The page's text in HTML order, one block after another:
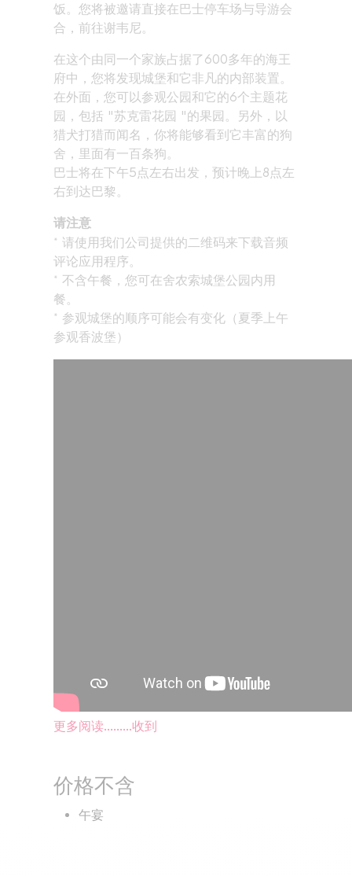
饭。您将被邀请直接在巴士停车场与导游会
合，前往谢韦尼。
在这个由同一个家族占据了600多年的海王
府中，您将发现城堡和它非凡的内部装置。
在外面，您可以参观公园和它的6个主题花
园，包括 "苏克雷花园 "的果园。另外，以
猎犬打猎而闻名，你将能够看到它丰富的狗
舍，里面有一百条狗。
巴士将在下午5点左右出发，预计晚上8点左
右到达巴黎。
请注意
* 请使用我们公司提供的二维码来下载音频
评论应用程序。
* 不含午餐，您可在舍农索城堡公园内用
餐。
* 参观城堡的顺序可能会有变化（夏季上午
参观香波堡）
更多阅读...……收到
价格不含
午宴